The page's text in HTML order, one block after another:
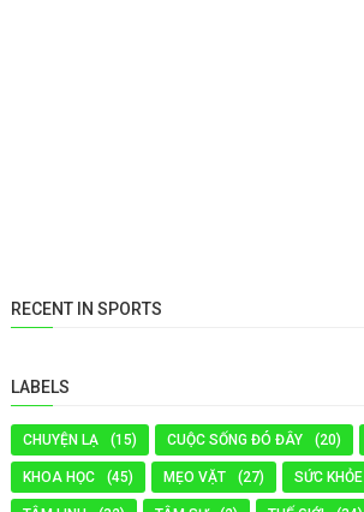
RECENT IN SPORTS
LABELS
CHUYỆN LẠ (15) CUỘC SỐNG ĐÓ ĐÂY (20)
KHOA HỌC (45) MẸO VẶT (27) SỨC KHỎE